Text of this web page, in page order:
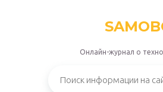
Онлайн-журнал о